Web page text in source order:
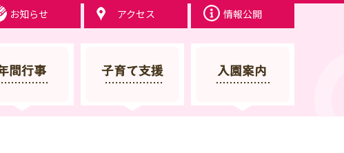
お知らせ アクセス 情報公開